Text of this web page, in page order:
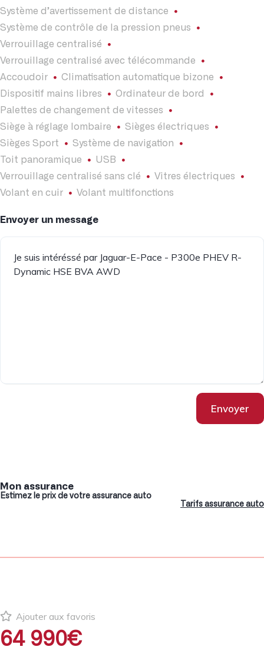
Système d’avertissement de distance
Système de contrôle de la pression pneus
Verrouillage centralisé
Verrouillage centralisé avec télécommande
Accoudoir
Climatisation automatique bizone
Dispositif mains libres
Ordinateur de bord
Palettes de changement de vitesses
Siège à réglage lombaire
Sièges électriques
Sièges Sport
Système de navigation
Toit panoramique
USB
Verrouillage centralisé sans clé
Vitres électriques
Volant en cuir
Volant multifonctions
Envoyer un message
Envoyer
Mon assurance
Estimez le prix de votre assurance auto
Tarifs assurance auto
Ajouter aux favoris
64 990€